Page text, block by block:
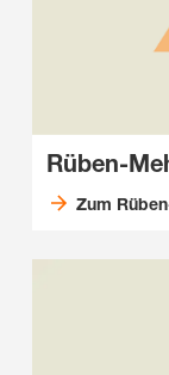
Rüben-
Zum